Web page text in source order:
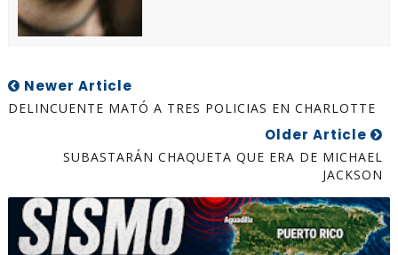
Newer Article
DELINCUENTE MATÓ A TRES POLICIAS EN CHARLOTTE
Older Article
SUBASTARÁN CHAQUETA QUE ERA DE MICHAEL
JACKSON